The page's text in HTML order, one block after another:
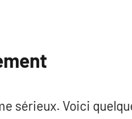
sérieux. Voici